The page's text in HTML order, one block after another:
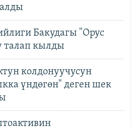
Бакудагы "Орус
талап кылды
колдонуучусун
үндөгөн" деген шек